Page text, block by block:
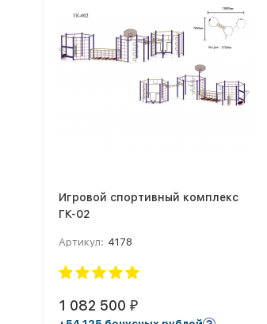
Игровой спортивный комплекс
ГК-02
Артикул: 4178
1 082 500 ₽